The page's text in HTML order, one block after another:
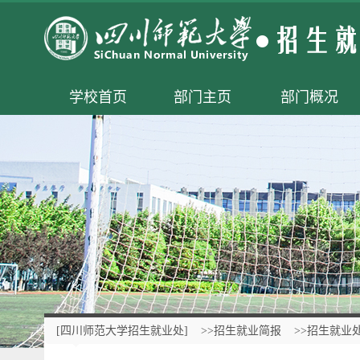
学校首页 部门主页 部门概况
[四川师范大学招生就业处] >>招生就业简报 >>招生就业